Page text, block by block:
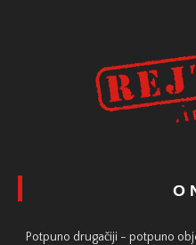
O
Potpuno drugačiji - potpuno